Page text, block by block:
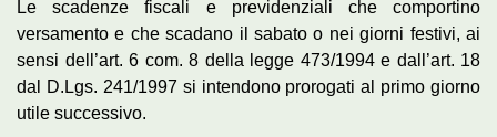
Le scadenze fiscali e previdenziali che comportino
versamento e che scadano il sabato o nei giorni festivi, ai
sensi dell’art. 6 com. 8 della legge 473/1994 e dall’art. 18
dal D.Lgs. 241/1997 si intendono prorogati al primo giorno
utile successivo.